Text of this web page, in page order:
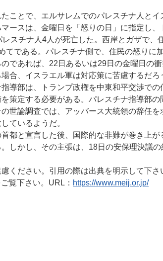
ことで、エルサレムでのパレスチナ人と
ースは、金曜日を「怒りの日」に指定し
スチナ人4人が死亡した。西岸とガザで
てである。パレスチナ側で、住民の怒りに
であれば、22日あるいは29日の金曜日の
合、イスラエル軍は対応策に苦慮するだろ
部は、トランプ政権を中東和平交渉での
策定する必要がある。パレスチナ指導部
世論調査では、アッバース大統領の辞任
ているようだ。
都と宣言した後、国際的な非難が巻き上
しかし、その主張は、18日の安保理決議
ください。引用の際は出典を明示して下さ
覧下さい。URL： https://www.meij.or.jp/